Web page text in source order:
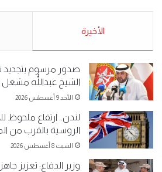
5-2019.
نبيع
الأخيرة
صدور مرسوم بتجديد
الشيخ عبداللّٰه مشعل
الأحد 9 أغسطس 2026
لندن.. ارتفاع ملحوظ
الروسية بالقرب من
السبت 8 أغسطس 2026
وزير الدفاع: تعزيز